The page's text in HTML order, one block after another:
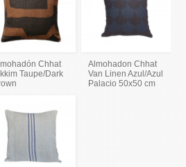
Chhat
Taupe/Dark
Almohadon Chhat
Van Linen Azul/Azul
Palacio 50x50 cm